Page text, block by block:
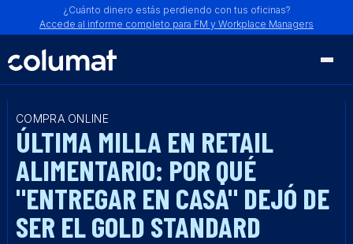
¿Cuánto dinero estás perdiendo con tus oficinas?
Accede al informe completo para FM y Workplace Managers
COMPRA ONLINE
ÚLTIMA MILLA EN RETAIL
ALIMENTARIO: POR QUÉ
"ENTREGAR EN CASA" DEJÓ DE
SER EL GOLD STANDARD